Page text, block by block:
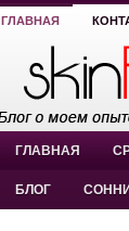
ГЛАВНАЯ
ГЛАВНАЯ
БЛОГ